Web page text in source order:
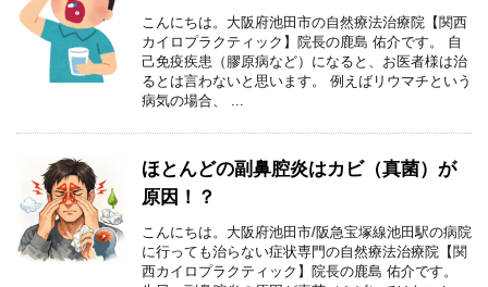
こんにちは。大阪府池田市の自然療法治療院【関西
カイロプラクティック】院長の鹿島 佑介です。 自
己免疫疾患（膠原病など）になると、お医者様は治
るとは言わないと思います。 例えばリウマチという
病気の場合、 ...
ほとんどの副鼻腔炎はカビ（真菌）が
原因！？
こんにちは。大阪府池田市/阪急宝塚線池田駅の病院
に行っても治らない症状専門の自然療法治療院【関
西カイロプラクティック】院長の鹿島 佑介です。